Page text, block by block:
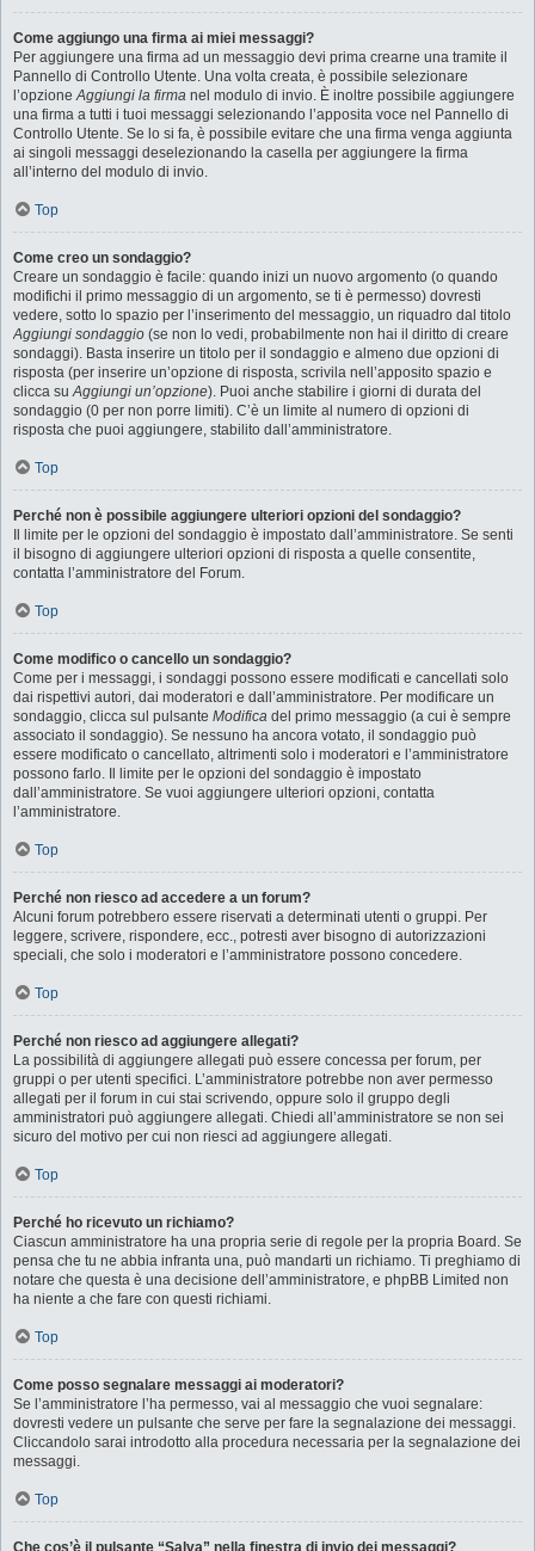
Come aggiungo una firma ai miei messaggi?
Per aggiungere una firma ad un messaggio devi prima crearne una tramite il
Pannello di Controllo Utente. Una volta creata, è possibile selezionare
l’opzioneAggiungi la firma nel modulo di invio. È inoltre possibile aggiungere
una firma a tutti i tuoi messaggi selezionando l’apposita voce nel Pannello di
Controllo Utente. Se lo si fa, è possibile evitare che una firma venga aggiunta
ai singoli messaggi deselezionando la casella per aggiungere la firma
all’interno del modulo di invio.
Top
Come creo un sondaggio?
Creare un sondaggio è facile: quando inizi un nuovo argomento (o quando
modifichi il primo messaggio di un argomento, se ti è permesso) dovresti
vedere, sotto lo spazio per l’inserimento del messaggio, un riquadro dal titolo
Aggiungi sondaggio (se non lo vedi, probabilmente non hai il diritto di creare
sondaggi). Basta inserire un titolo per il sondaggio e almeno due opzioni di
risposta (per inserire un’opzione di risposta, scrivila nell’apposito spazio e
clicca suAggiungi un’opzione). Puoi anche stabilire i giorni di durata del
sondaggio (0 per non porre limiti). C’è un limite al numero di opzioni di
risposta che puoi aggiungere, stabilito dall’amministratore.
Top
Perché non è possibile aggiungere ulteriori opzioni del sondaggio?
Il limite per le opzioni del sondaggio è impostato dall’amministratore. Se senti
il bisogno di aggiungere ulteriori opzioni di risposta a quelle consentite,
contatta l’amministratore del Forum.
Top
Come modifico o cancello un sondaggio?
Come per i messaggi, i sondaggi possono essere modificati e cancellati solo
dai rispettivi autori, dai moderatori e dall’amministratore. Per modificare un
sondaggio, clicca sul pulsante Modifica del primo messaggio (a cui è sempre
associato il sondaggio). Se nessuno ha ancora votato, il sondaggio può
essere modificato o cancellato, altrimenti solo i moderatori e l’amministratore
possono farlo. Il limite per le opzioni del sondaggio è impostato
dall’amministratore. Se vuoi aggiungere ulteriori opzioni, contatta
l’amministratore.
Top
Perché non riesco ad accedere a un forum?
Alcuni forum potrebbero essere riservati a determinati utenti o gruppi. Per
leggere, scrivere, rispondere, ecc., potresti aver bisogno di autorizzazioni
speciali, che solo i moderatori e l’amministratore possono concedere.
Top
Perché non riesco ad aggiungere allegati?
La possibilità di aggiungere allegati può essere concessa per forum, per
gruppi o per utenti specifici. L’amministratore potrebbe non aver permesso
allegati per il forum in cui stai scrivendo, oppure solo il gruppo degli
amministratori può aggiungere allegati. Chiedi all’amministratore se non sei
sicuro del motivo per cui non riesci ad aggiungere allegati.
Top
Perché ho ricevuto un richiamo?
Ciascun amministratore ha una propria serie di regole per la propria Board. Se
pensa che tu ne abbia infranta una, può mandarti un richiamo. Ti preghiamo di
notare che questa è una decisione dell’amministratore, e phpBB Limited non
ha niente a che fare con questi richiami.
Top
Come posso segnalare messaggi ai moderatori?
Se l’amministratore l’ha permesso, vai al messaggio che vuoi segnalare:
dovresti vedere un pulsante che serve per fare la segnalazione dei messaggi.
Cliccandolo sarai introdotto alla procedura necessaria per la segnalazione dei
messaggi.
Top
Che cos’è il pulsante “Salva” nella finestra di invio dei messaggi?